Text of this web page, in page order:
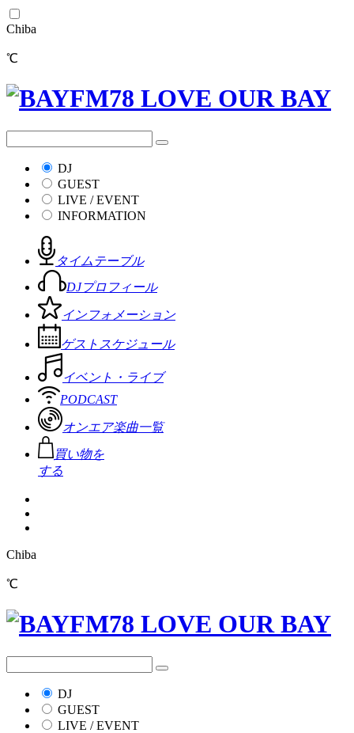
Chiba
℃
DJ
GUEST
LIVE / EVENT
INFORMATION
タイムテーブル
DJプロフィール
インフォメーション
ゲストスケジュール
イベント・ライブ
PODCAST
オンエア楽曲一覧
買い物を
する
Chiba
℃
DJ
GUEST
LIVE / EVENT